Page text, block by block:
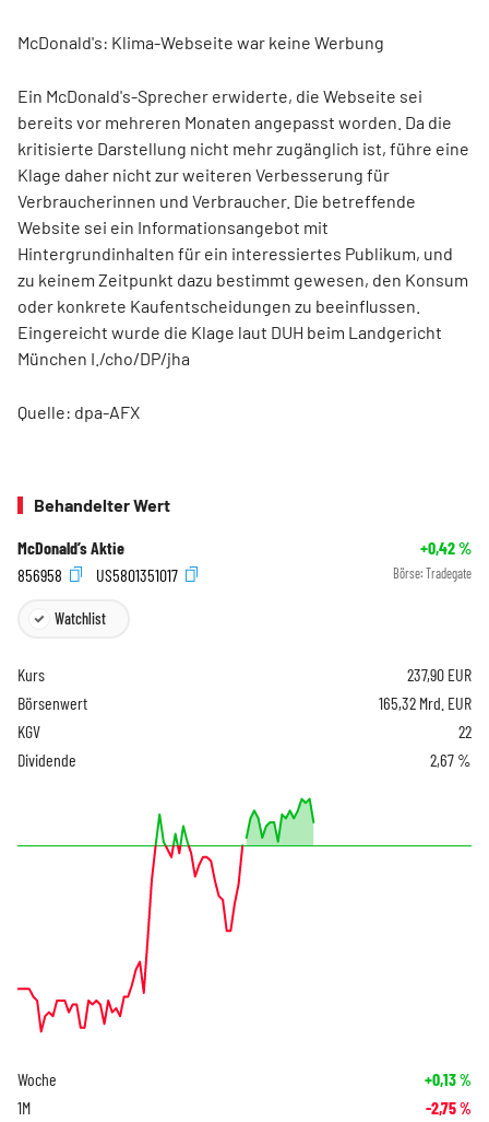
McDonald's: Klima-Webseite war keine Werbung
Ein McDonald's-Sprecher erwiderte, die Webseite sei
bereits vor mehreren Monaten angepasst worden. Da die
kritisierte Darstellung nicht mehr zugänglich ist, führe eine
Klage daher nicht zur weiteren Verbesserung für
Verbraucherinnen und Verbraucher. Die betreffende
Website sei ein Informationsangebot mit
Hintergrundinhalten für ein interessiertes Publikum, und
zu keinem Zeitpunkt dazu bestimmt gewesen, den Konsum
oder konkrete Kaufentscheidungen zu beeinflussen.
Eingereicht wurde die Klage laut DUH beim Landgericht
München I./cho/DP/jha
Quelle: dpa-AFX
Behandelter Wert
McDonald’s Aktie +0,42%
856958
US5801351017 Börse: Tradegate
Watchlist
Kurs 237,90 EUR
Börsenwert
165,32 Mrd. EUR
KGV
22
Dividende
2,67 %
Woche +0,13%
1M -2,75%